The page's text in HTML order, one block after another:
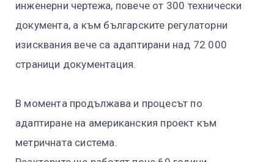
инженерни чертежа, повече от 300 технически
документа, а към българските регулаторни
изисквания вече са адаптирани над 72 000
страници документация.
В момента продължава и процесът по
адаптиране на американския проект към
метричната система.